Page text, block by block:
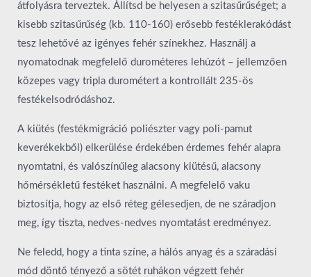
átfolyásra terveztek. Állítsd be helyesen a szitasűrűséget; a
kisebb szitasűrűség (kb. 110-160) erősebb festéklerakódást
tesz lehetővé az igényes fehér színekhez. Használj a
nyomatodnak megfelelő durométeres lehúzót – jellemzően
közepes vagy tripla durométert a kontrollált 235-ös
festékelsodródáshoz.
A kiütés (festékmigráció poliészter vagy poli-pamut
keverékekből) elkerülése érdekében érdemes fehér alapra
nyomtatni, és valószínűleg alacsony kiütésű, alacsony
hőmérsékletű festéket használni. A megfelelő vaku
biztosítja, hogy az első réteg gélesedjen, de ne száradjon
meg, így tiszta, nedves-nedves nyomtatást eredményez.
Ne feledd, hogy a tinta színe, a hálós anyag és a száradási
mód döntő tényező a sötét ruhákon végzett fehér